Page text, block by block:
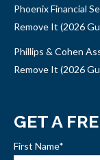
Phoenix Financial
Remove It (2026
Phillips & Cohen
Remove It (2026
GET A
First Name*